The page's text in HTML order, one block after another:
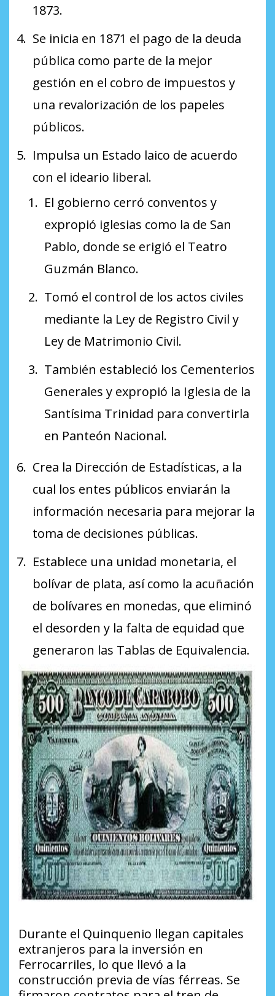
1873.
Se inicia en 1871 el pago de la deuda
pública como parte de la mejor
gestión en el cobro de impuestos y
una revalorización de los papeles
públicos.
Impulsa un Estado laico de acuerdo
con el ideario liberal.
El gobierno cerró conventos y
expropió iglesias como la de San
Pablo, donde se erigió el Teatro
Guzmán Blanco.
Tomó el control de los actos civiles
mediante la Ley de Registro Civil y
Ley de Matrimonio Civil.
También estableció los Cementerios
Generales y expropió la Iglesia de la
Santísima Trinidad para convertirla
en Panteón Nacional.
Crea la Dirección de Estadísticas, a la
cual los entes públicos enviarán la
información necesaria para mejorar la
toma de decisiones públicas.
Establece una unidad monetaria, el
bolívar de plata, así como la acuñación
de bolívares en monedas, que eliminó
el desorden y la falta de equidad que
generaron las Tablas de Equivalencia.
Durante el Quinquenio llegan capitales
extranjeros para la inversión en
Ferrocarriles, lo que llevó a la
construcción previa de vías férreas. Se